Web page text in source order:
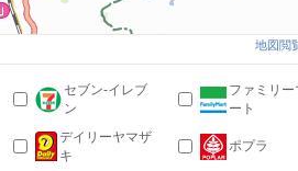
地図閲
セブン-イレブ
ン
ファミリー
ート
デイリーヤマザ
キ
ポプラ